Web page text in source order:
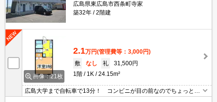
広島県東広島市西条町寺家
築32年
2階建
画像：21枚
2.1万円(管理費等：3,000円)
敷
なし 礼
31,500円
1階
1K 24.15m²
広島大学まで自転車で13分！ コンビニが目の前なのでちょっと買
いたいときに便利です♪ 西条バイパスに乗り降りしやすく三永方